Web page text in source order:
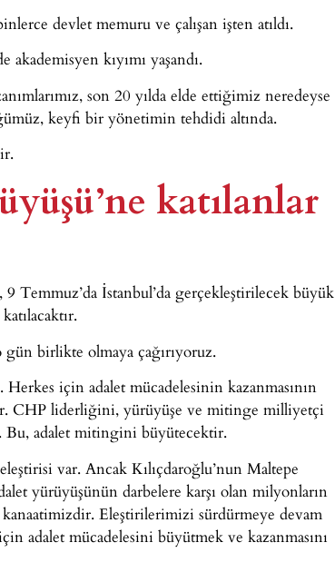
devlet memuru ve çalışan işten atıldı.
kıyımı yaşandı.
son 20 yılda elde ettiğimiz neredeyse
keyfi bir yönetimin tehdidi altında.
katılanlar
Temmuz’da İstanbul’da gerçekleştirilecek büyük
birlikte olmaya çağırıyoruz.
için adalet mücadelesinin kazanmasının
CHP liderliğini, yürüyüşe ve mitinge milliyetçi
Bu, adalet mitingini büyütecektir.
var. Ancak Kılıçdaroğlu’nun Maltepe
yürüyüşünün darbelere karşı olan milyonların
Eleştirilerimizi sürdürmeye devam
adalet mücadelesini büyütmek ve kazanmasını